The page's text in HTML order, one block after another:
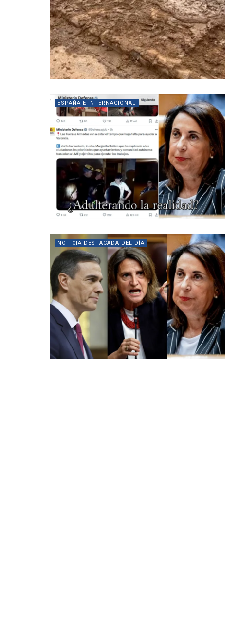
ESPAÑA E INTERNACIONAL
NOTICIA DESTACADA DEL DÍA